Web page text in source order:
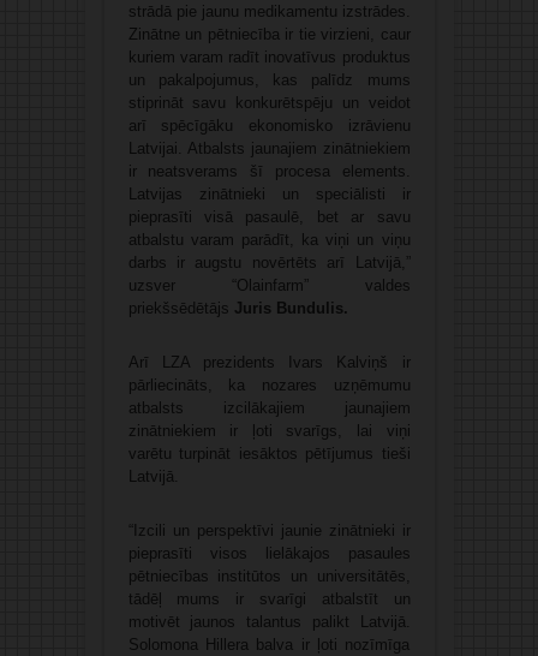
strādā pie jaunu medikamentu izstrādes.
Zinātne un pētniecība ir tie virzieni, caur
kuriem varam radīt inovatīvus produktus
un pakalpojumus, kas palīdz mums
stiprināt savu konkurētspēju un veidot
arī spēcīgāku ekonomisko izrāvienu
Latvijai. Atbalsts jaunajiem zinātniekiem
ir neatsverams šī procesa elements.
Latvijas zinātnieki un speciālisti ir
pieprasīti visā pasaulē, bet ar savu
atbalstu varam parādīt, ka viņi un viņu
darbs ir augstu novērtēts arī Latvijā,”
uzsver “Olainfarm” valdes
priekšsēdētājs Juris Bundulis.
Arī LZA prezidents Ivars Kalviņš ir
pārliecināts, ka nozares uzņēmumu
atbalsts izcilākajiem jaunajiem
zinātniekiem ir ļoti svarīgs, lai viņi
varētu turpināt iesāktos pētījumus tieši
Latvijā.
“Izcili un perspektīvi jaunie zinātnieki ir
pieprasīti visos lielākajos pasaules
pētniecības institūtos un universitātēs,
tādēļ mums ir svarīgi atbalstīt un
motivēt jaunos talantus palikt Latvijā.
Solomona Hillera balva ir ļoti nozīmīga